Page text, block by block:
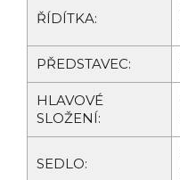
ŘÍDÍTKA:
PŘEDSTAVEC:
HLAVOVÉ
SLOŽENÍ:
SEDLO: